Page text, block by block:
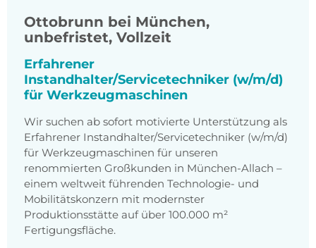
Ottobrunn bei München,
unbefristet, Vollzeit
Erfahrener
Instandhalter/Servicetechniker (w/m/d)
für Werkzeugmaschinen
Wir suchen ab sofort motivierte Unterstützung als
Erfahrener Instandhalter/Servicetechniker (w/m/d)
für Werkzeugmaschinen für unseren
renommierten Großkunden in München-Allach –
einem weltweit führenden Technologie- und
Mobilitätskonzern mit modernster
Produktionsstätte auf über 100.000 m²
Fertigungsfläche.